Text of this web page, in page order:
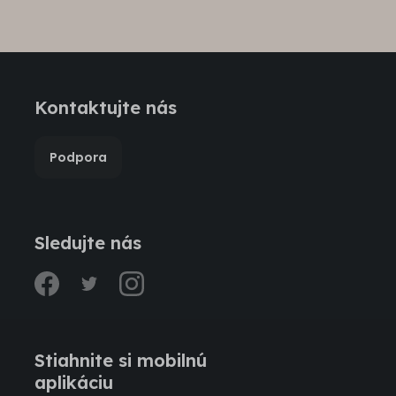
Kontaktujte nás
Podpora
Sledujte nás
facebook
twitterinstagram
Stiahnite si mobilnú
aplikáciu